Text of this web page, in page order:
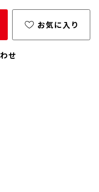
、手提げ袋やギフト
。手提げ袋やギフト
以下よりご購入をお
お気に入り
せ